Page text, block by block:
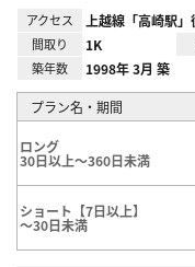
アクセス 上越線「高崎駅
間取り 1K
築年数 1998年 3月 築
プラン名・期間
ロング
30日以上～360日未満
ショート【7日以上】
～30日未満